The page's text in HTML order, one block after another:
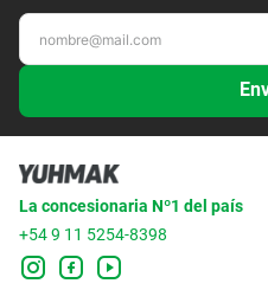
La concesionaria Nº1 del país
+54 9 11 5254-8398